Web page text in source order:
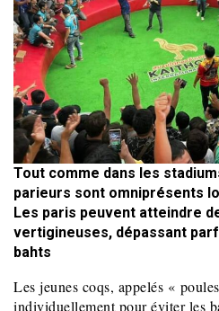
Tout comme dans les
parieurs sont omniprésents
Les paris peuvent atteindre
vertigineuses, dépassant
bahts
Les jeunes coqs, appelés «
individuellement pour éviter les